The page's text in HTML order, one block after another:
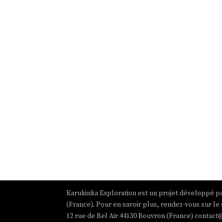
Karukinka Exploration est un projet développé
(France). Pour en savoir plus, rendez-vous sur
12 rue de Bel Air 44130 Bouvron (France)